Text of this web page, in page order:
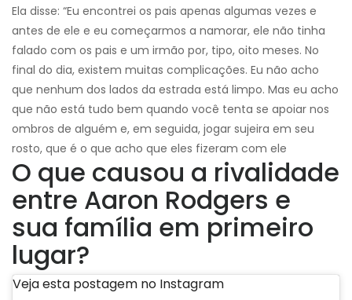
Ela disse: “Eu encontrei os pais apenas algumas vezes e
antes de ele e eu começarmos a namorar, ele não tinha
falado com os pais e um irmão por, tipo, oito meses. No
final do dia, existem muitas complicações. Eu não acho
que nenhum dos lados da estrada está limpo. Mas eu acho
que não está tudo bem quando você tenta se apoiar nos
ombros de alguém e, em seguida, jogar sujeira em seu
rosto, que é o que acho que eles fizeram com ele
O que causou a rivalidade
entre Aaron Rodgers e
sua família em primeiro
lugar?
Veja esta postagem no Instagram